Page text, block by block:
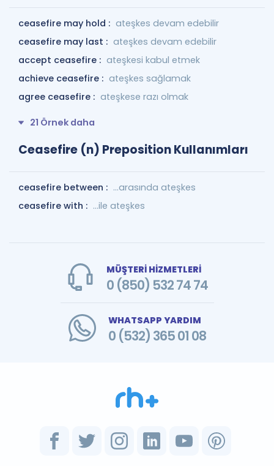
ceasefire may hold : ateşkes devam edebilir
ceasefire may last : ateşkes devam edebilir
accept ceasefire : ateşkesi kabul etmek
achieve ceasefire : ateşkes sağlamak
agree ceasefire : ateşkese razı olmak
21 Örnek daha
Ceasefire (n) Preposition Kullanımları
ceasefire between : ...arasında ateşkes
ceasefire with : ...ile ateşkes
MÜŞTERİ HİZMETLERİ
0 (850) 532 74 74
WHATSAPP YARDIM
0 (532) 365 01 08